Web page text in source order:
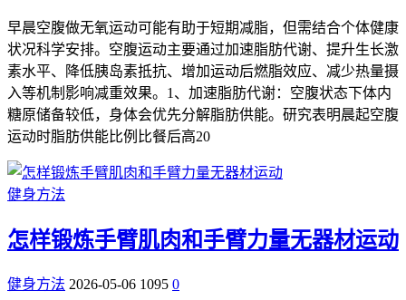
早晨空腹做无氧运动可能有助于短期减脂，但需结合个体健康
状况科学安排。空腹运动主要通过加速脂肪代谢、提升生长激
素水平、降低胰岛素抵抗、增加运动后燃脂效应、减少热量摄
入等机制影响减重效果。1、加速脂肪代谢：空腹状态下体内
糖原储备较低，身体会优先分解脂肪供能。研究表明晨起空腹
运动时脂肪供能比例比餐后高20
健身方法
怎样锻炼手臂肌肉和手臂力量无器材运动
健身方法 2026-05-06 1095 0